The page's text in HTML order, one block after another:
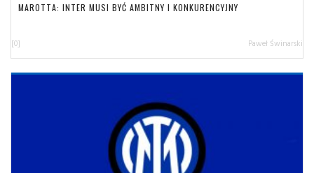
MAROTTA: INTER MUSI BYĆ AMBITNY I KONKURENCYJNY
[0] Paweł Świnarski